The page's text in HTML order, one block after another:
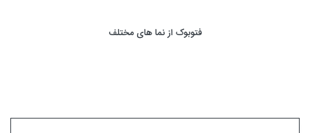
فتوبوک از نما های مختلف